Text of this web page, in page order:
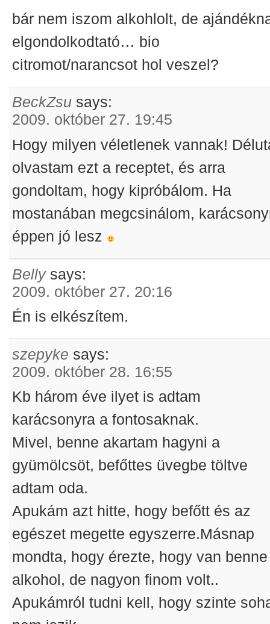
bár nem iszom alkohlolt, de
elgondolkodtató… bio
citromot/narancsot hol veszel?
BeckZsu says:
2009. október 27. 19:45
Hogy milyen véletlenek vannak!
olvastam ezt a receptet, és arra
gondoltam, hogy kipróbálom. Ha
mostanában megcsinálom,
éppen jó lesz
Belly says:
2009. október 27. 20:16
Én is elkészítem.
szepyke says:
2009. október 28. 16:55
Kb három éve ilyet is adtam
karácsonyra a fontosaknak.
Mivel, benne akartam hagyni a
gyümölcsöt, befőttes üvegbe töltve
adtam oda.
Apukám azt hitte, hogy befőtt és az
egészet megette egyszerre.Másnap
mondta, hogy érezte, hogy van benne
alkohol, de nagyon finom volt..
Apukámról tudni kell, hogy szinte